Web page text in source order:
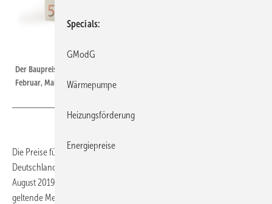
Der Baupreisindex wird vom Statistischen Bundesamt vierteljährlich für
Februar, Mai, August und November veröffentlicht.
Die Preise für den Neubau konventionell gefertigter Wohngebäude in
Deutschland haben im August 2020 auf dem gleichen Niveau wie im
August 2019 gelegen. Grund dafür ist vor allem die seit Juli 2020
geltende Mehrwertsteuersenkung.
Specials
GModG
Wärmepumpe
Heizungsförderung
Energiepreise